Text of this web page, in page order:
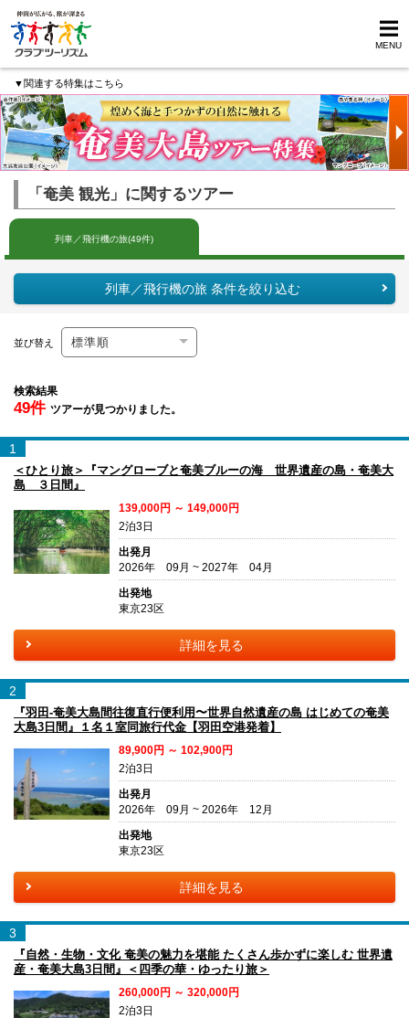
MENU
▼関連する特集はこちら
「奄美 観光」に関するツアー
列車／飛行機の旅(49件)
列車／飛行機の旅 条件を絞り込む
並び替え
検索結果
49件 ツアーが見つかりました。
1
＜ひとり旅＞『マングローブと奄美ブルーの海 世界遺産の島・奄美大
島 ３日間』
139,000円 ～ 149,000円
2泊3日
出発月
2026年 09月 ~ 2027年 04月
出発地
東京23区
詳細を見る
2
『羽田-奄美大島間往復直行便利用〜世界自然遺産の島 はじめての奄美
大島3日間』１名１室同旅行代金【羽田空港発着】
89,900円 ～ 102,900円
2泊3日
出発月
2026年 09月 ~ 2026年 12月
出発地
東京23区
詳細を見る
3
『自然・生物・文化 奄美の魅力を堪能 たくさん歩かずに楽しむ 世界遺
産・奄美大島3日間』＜四季の華・ゆったり旅＞
260,000円 ～ 320,000円
2泊3日